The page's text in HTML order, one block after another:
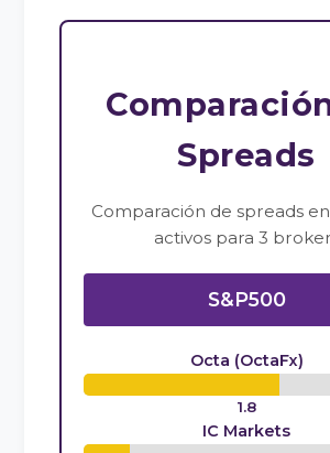
Spreads
Comparación de spreads
activos para 3
S&P500
Octa (OctaFx)
1.8
IC Markets